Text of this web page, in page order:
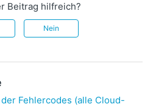
Beitrag hilfreich?
Nein
Fehlercodes (alle Cloud-